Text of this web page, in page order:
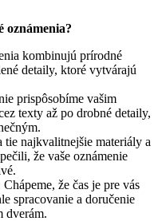
oznámenia?
kombinujú prírodné
detaily, ktoré vytvárajú
prispôsobíme vašim
texty až po drobné detaily,
tie najkvalitnejšie materiály a
že vaše oznámenie
Chápeme, že čas je pre vás
spracovanie a doručenie
dverám.